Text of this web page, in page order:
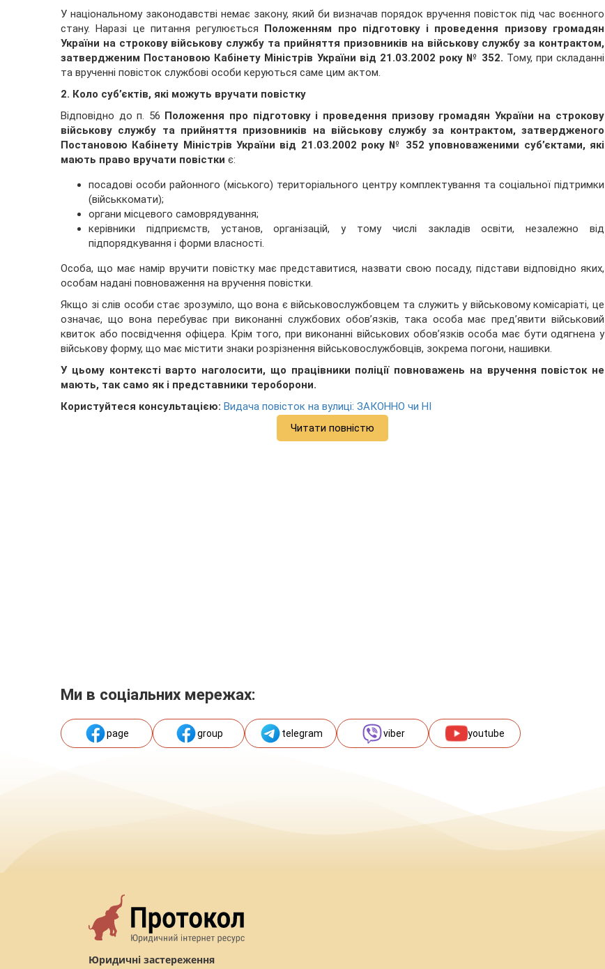
У національному законодавстві немає закону, який би визначав порядок вручення повісток під час воєнного
стану. Наразі це питання регулюється
Положенням про підготовку і проведення призову громадян
України на строкову військову службу та прийняття призовників на військову службу за контрактом,
затвердженим П остановою Кабінету Міністрів України від 21.03.2002 року № 352. Тому, при складанні
та врученні повісток службові особи керуються саме цим актом.
2. Коло суб’єктів, які можуть вручати повістку
Відповідно до п. 56 Положення про підготовку і проведення призову громадян України на строкову
військову службу та прийняття призовників на військову службу за контрактом, затвердженого
П остановою Кабінету Міністрів України від 21.03.2002 року № 352 уповноваженими суб’єктами, які
мають право вручати повістки є:
посадові особи районного (міського) територіального центру комплектування та соціальної підтримки
(військкомати);
органи місцевого самоврядування;
керівники підприємств, установ, організацій, у тому числі закладів освіти, незалежно від
підпорядкування і форми власності.
Особа, що має намір вручити повістку має представитися, назвати свою посаду, підстави відповідно яких,
особам надані повноваження на вручення повістки.
Якщо зі слів особи стає зрозуміло, що вона є військовослужбовцем та служить у військовому комісаріаті, це
означає, що вона перебуває при виконанні службових обов’язків, така особа має пред’явити військовий
квиток або посвідчення офіцера. Крім того, при виконанні військових обов’язків особа має бути одягнена у
військову форму, що має містити знаки розрізнення військовослужбовців, зокрема погони, нашивки.
У цьому контексті варто наголосити, що працівники поліції повноважень на вручення повісток не
мають, так само як і представники тероборони.
Користуйтеся консультацією: Видача повісток на вулиці: ЗАКОННО чи НІ
Читати повністю
Ми в соціальних мережах:
page group telegram viber youtube
Юридичні застереження